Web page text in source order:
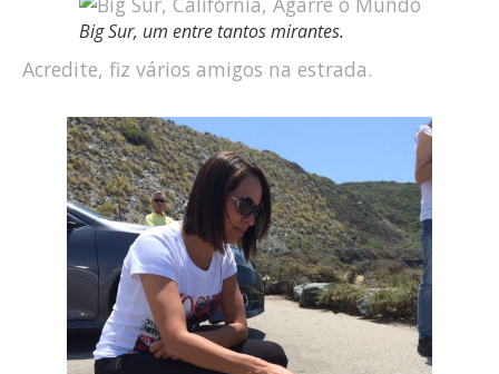
Big Sur, um entre tantos mirantes.
Acredite, fiz vários amigos na estrada.